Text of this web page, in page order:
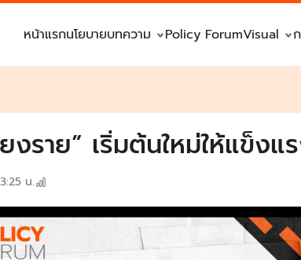
หน้าแรกนโยบายบทความ Policy ForumVisual
งราย” เริ่มต้นใหม่ให้แข็งแ
น.